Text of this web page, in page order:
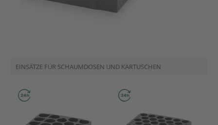
EINSÄTZE FÜR SCHAUMDOSEN UND KARTUSCHEN